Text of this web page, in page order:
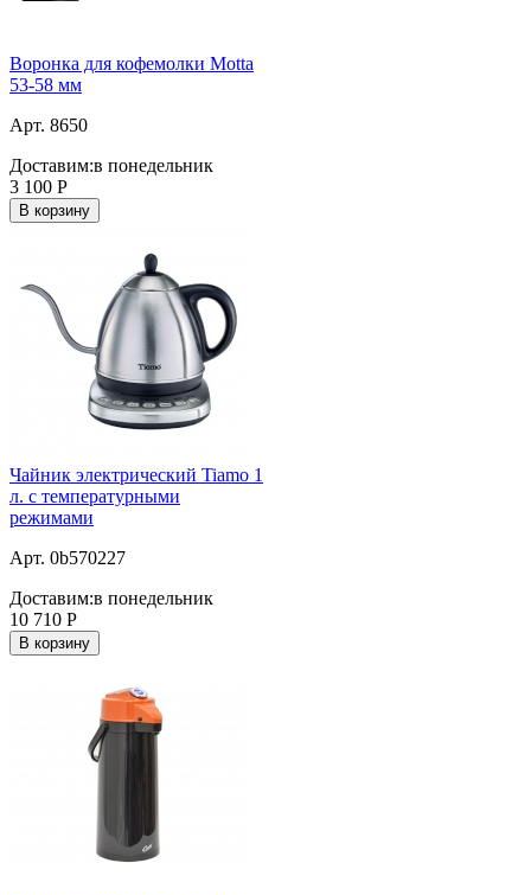
Воронка для кофемолки Motta
53-58 мм
Арт. 8650
Доставим:в понедельник
3 100 Р
В корзину
Чайник электрический Tiamo 1
л. c температурными
режимами
Арт. 0b570227
Доставим:в понедельник
10 710 Р
В корзину